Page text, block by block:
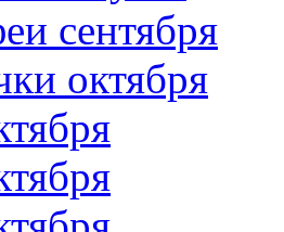
сентября
октября